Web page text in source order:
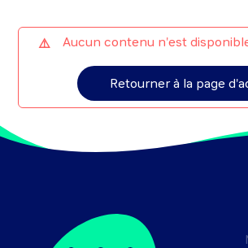
Aucun contenu n'est
Retourner à la page